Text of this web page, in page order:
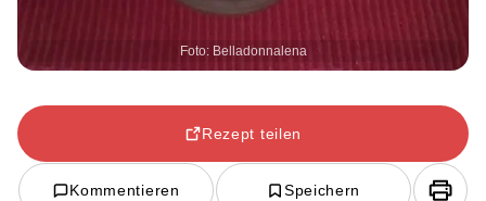
Foto: Belladonnalena
Rezept teilen
Kommentieren Speichern